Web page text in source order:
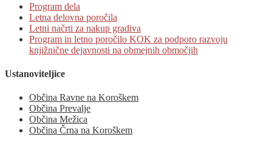
Program dela
Letna delovna poročila
Letni načrti za nakup gradiva
Program in letno poročilo KOK za podporo razvoju
knjižnične dejavnosti na obmejnih območjih
Ustanoviteljice
Občina Ravne na Koroškem
Občina Prevalje
Občina Mežica
Občina Črna na Koroškem